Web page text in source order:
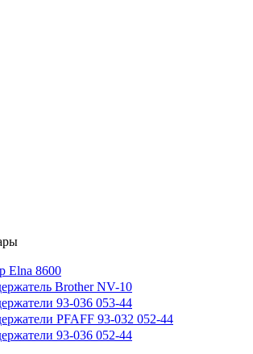
Elna 8600
Brother NV-10
93-036 053-44
PFAFF 93-032 052-44
93-036 052-44